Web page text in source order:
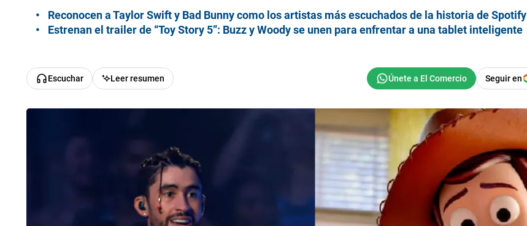
Reconocen a Taylor Swift y Bad Bunny como los artistas más escuchados de la historia de Spotify
Estrenan el trailer de “Toy Story 5”: Buzz y Woody se unen para enfrentar a una tablet inteligente
Escuchar Leer resumen Seguir en